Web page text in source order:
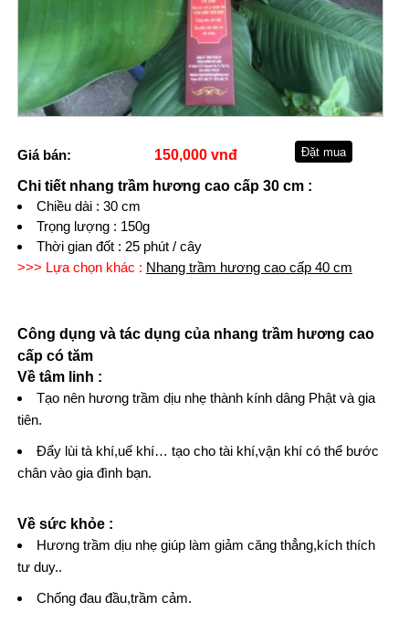
Giá bán:
150,000 vnđ
Chi tiết nhang trầm hương cao cấp 30 cm :
Chiều dài : 30 cm
Trọng lượng : 150g
Thời gian đốt : 25 phút / cây
>>> Lựa chọn khác : Nhang trầm hương cao cấp 40 cm
Công dụng và tác dụng của nhang trầm hương cao
cấp có tăm
Về tâm linh :
Tạo nên hương trầm dịu nhẹ thành kính dâng Phật và gia
tiên.
Đẩy lùi tà khí,uế khí… tạo cho tài khí,vận khí có thể bước
chân vào gia đình bạn.
Về sức khỏe :
Hương trầm dịu nhẹ giúp làm giảm căng thẳng,kích thích
tư duy..
Chống đau đầu,trầm cảm.